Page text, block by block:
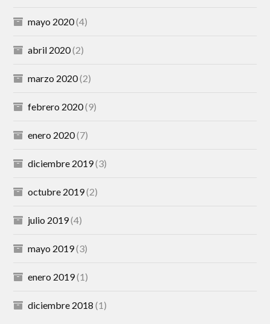
mayo 2020(4)
abril 2020(2)
marzo 2020(2)
febrero 2020(9)
enero 2020(7)
diciembre 2019(3)
octubre 2019(2)
julio 2019(4)
mayo 2019(3)
enero 2019(1)
diciembre 2018 (1)